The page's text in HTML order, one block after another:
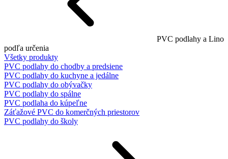
PVC podlahy a Lino
podľa určenia
Všetky produkty
PVC podlahy do chodby a predsiene
PVC podlahy do kuchyne a jedálne
PVC podlahy do obývačky
PVC podlahy do spálne
PVC podlaha do kúpeľne
Záťažové PVC do komerčných priestorov
PVC podlahy do školy